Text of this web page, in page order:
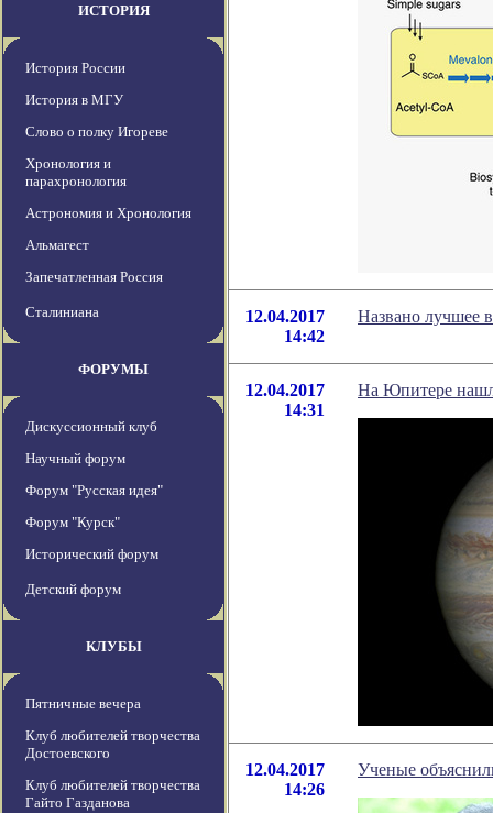
ИСТОРИЯ
История России
История в МГУ
Слово о полку Игореве
Хронология и
парахронология
Астрономия и Хронология
Альмагест
Запечатленная Россия
Сталиниана
ФОРУМЫ
Дискуссионный клуб
Научный форум
Форум "Русская идея"
Форум "Курск"
Исторический форум
Детский форум
КЛУБЫ
Пятничные вечера
Клуб любителей творчества
Достоевского
Клуб любителей творчества
Гайто Газданова
12.04.2017
14:42
Названо лучшее
12.04.2017
14:31
На Юпитере
12.04.2017
14:26
Ученые